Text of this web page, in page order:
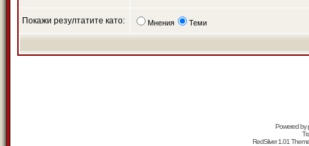
Покажи резултатите като: Мнения Теми
Powered by
RedSilver 1.01